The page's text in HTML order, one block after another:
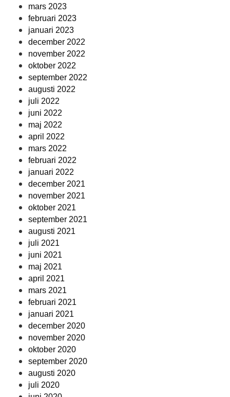
mars 2023
februari 2023
januari 2023
december 2022
november 2022
oktober 2022
september 2022
augusti 2022
juli 2022
juni 2022
maj 2022
april 2022
mars 2022
februari 2022
januari 2022
december 2021
november 2021
oktober 2021
september 2021
augusti 2021
juli 2021
juni 2021
maj 2021
april 2021
mars 2021
februari 2021
januari 2021
december 2020
november 2020
oktober 2020
september 2020
augusti 2020
juli 2020